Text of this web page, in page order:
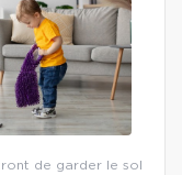
de garder le sol